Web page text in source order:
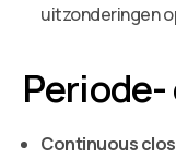
uitzonderingen
Continuous